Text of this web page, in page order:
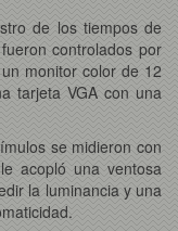
de los tiempos de
controlados por
monitor color de 12
tarjeta VGA con una
se midieron con
acopló una ventosa
la luminancia y una